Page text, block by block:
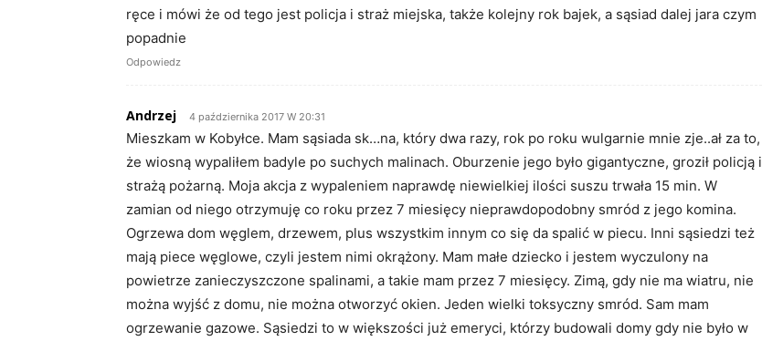
ręce i mówi że od tego jest policja i straż miejska, także kolejny rok bajek, a sąsiad dalej jara czym
popadnie
Odpowiedz
Andrzej 4 października 2017 W 20:31
Mieszkam w Kobyłce. Mam sąsiada sk…na, który dwa razy, rok po roku wulgarnie mnie zje..ał za to,
że wiosną wypaliłem badyle po suchych malinach. Oburzenie jego było gigantyczne, groził policją i
strażą pożarną. Moja akcja z wypaleniem naprawdę niewielkiej ilości suszu trwała 15 min. W
zamian od niego otrzymuję co roku przez 7 miesięcy nieprawdopodobny smród z jego komina.
Ogrzewa dom węglem, drzewem, plus wszystkim innym co się da spalić w piecu. Inni sąsiedzi też
mają piece węglowe, czyli jestem nimi okrążony. Mam małe dziecko i jestem wyczulony na
powietrze zanieczyszczone spalinami, a takie mam przez 7 miesięcy. Zimą, gdy nie ma wiatru, nie
można wyjść z domu, nie można otworzyć okien. Jeden wielki toksyczny smród. Sam mam
ogrzewanie gazowe. Sąsiedzi to w większości już emeryci, którzy budowali domy gdy nie było w